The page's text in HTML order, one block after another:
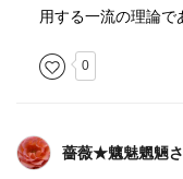
用する一流の理論で
0
薔薇★魑魅魍魎